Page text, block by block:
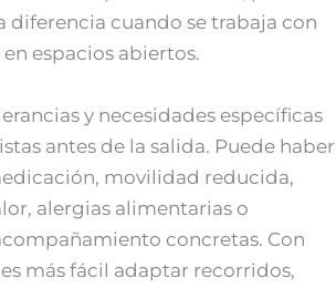
diferencia cuando se trabaja con
espacios abiertos.
y necesidades específicas
antes de la salida. Puede haber
movilidad reducida,
alergias alimentarias o
concretas. Con
más fácil adaptar recorridos,